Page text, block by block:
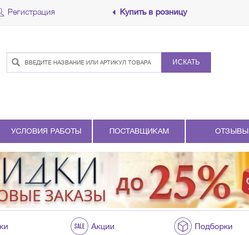
Регистрация Купить в розницу
ИСКАТЬ
УСЛОВИЯ РАБОТЫ ПОСТАВЩИКАМ ОТЗЫВЫ
Акции Подборки